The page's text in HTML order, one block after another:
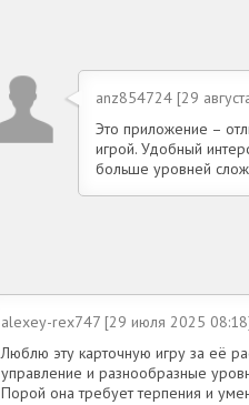
anz854724 [29
Это приложение –
игрой. Удобный
больше уровней
alexey-rex747 [29 июля 2025
Люблю эту карточную игру за её
управление и разнообразные
Порой она требует терпения и